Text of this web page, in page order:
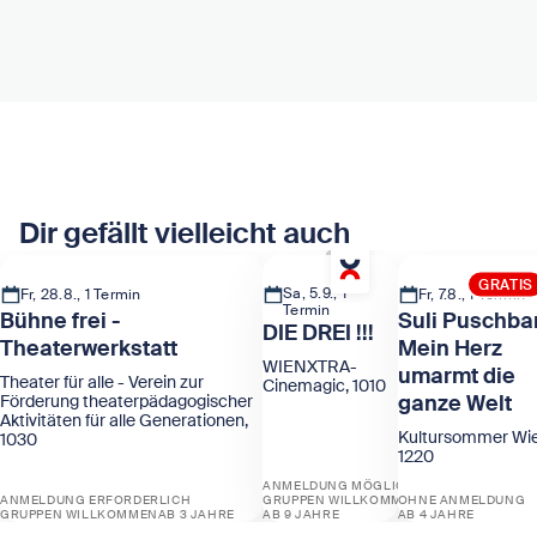
Dir gefällt vielleicht auch
Fr, 28.8., 1 Termin
Bühne frei -
Theaterwerkstatt
Theater für alle - Verein zur
Förderung theaterpädagogischer
Aktivitäten für alle Generationen,
1030
ANMELDUNG ERFORDERLICH
GRUPPEN WILLKOMMENAB 3 JAHRE
Sa, 5.9., 1
Termin
DIE DREI !!!
WIENXTRA-
Cinemagic, 1010
ANMELDUNG MÖGLICH
GRUPPEN WILLKOMMEN
AB 9 JAHRE
GRATIS
Fr, 7.8., 1 Termin
Suli
Mein Herz
umarmt die
ganze Welt
Kultursommer
1220
OHNE ANMELDUNG
AB 4 JAHRE